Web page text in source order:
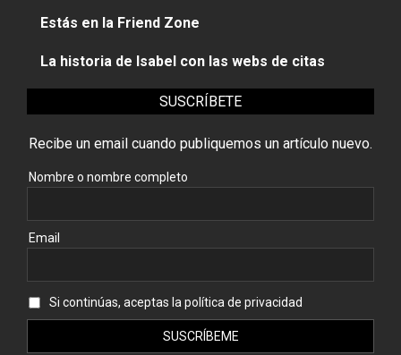
Estás en la Friend Zone
La historia de Isabel con las webs de citas
SUSCRÍBETE
Recibe un email cuando publiquemos un artículo nuevo.
Nombre o nombre completo
Email
Si continúas, aceptas la política de privacidad